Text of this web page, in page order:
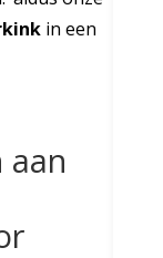
in een
aan